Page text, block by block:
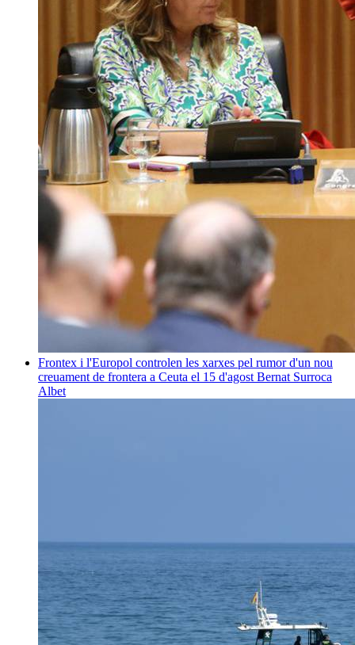
Frontex i l'Europol controlen les xarxes pel rumor d'un nou
creuament de frontera a Ceuta el 15 d'agost Bernat Surroca
Albet